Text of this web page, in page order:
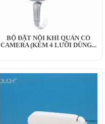
BỘ ĐẶT NỘI KHÍ QUẢN CÓ
CAMERA (KÈM 4 LƯỠI DÙNG...